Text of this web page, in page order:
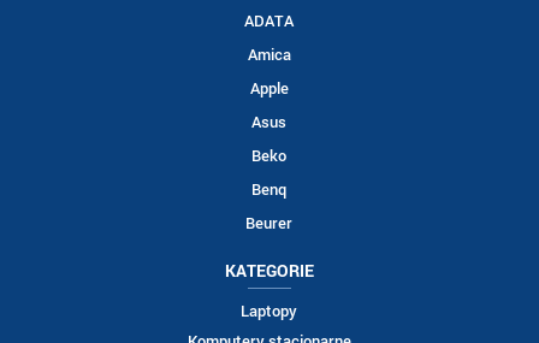
ADATA
Amica
Apple
Asus
Beko
Benq
Beurer
KATEGORIE
Laptopy